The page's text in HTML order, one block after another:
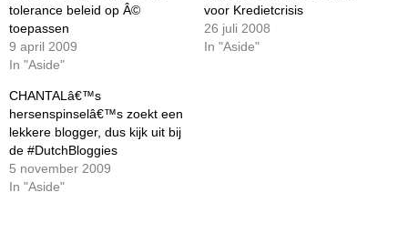
tolerance beleid op Â©
toepassen
9 april 2009
In "Aside"
voor Kredietcrisis
26 juli 2008
In "Aside"
CHANTALâ€™s
hersenspinselâ€™s zoekt een
lekkere blogger, dus kijk uit bij
de #DutchBloggies
5 november 2009
In "Aside"